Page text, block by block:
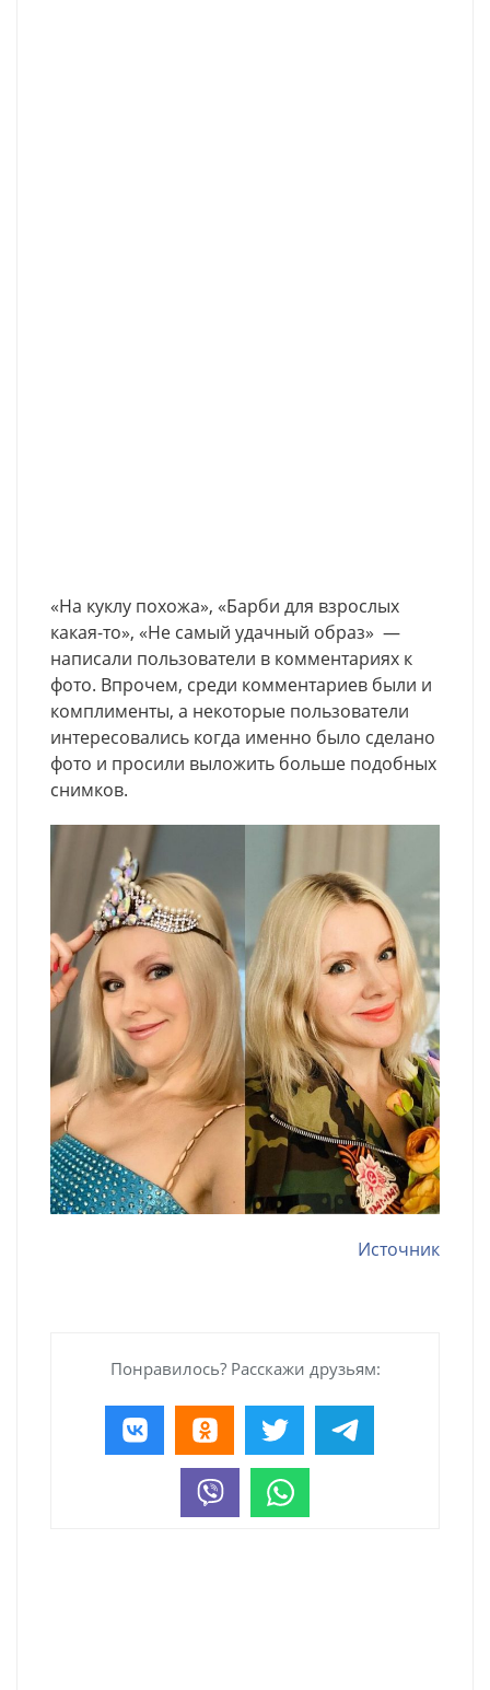
«На куклу похожа», «Барби для взрослых
какая-то», «Не самый удачный образ» —
написали пользователи в комментариях к
фото. Впрочем, среди комментариев были и
комплименты, а некоторые пользователи
интересовались когда именно было сделано
фото и просили выложить больше подобных
снимков.
Источник
Понравилось? Расскажи друзьям: